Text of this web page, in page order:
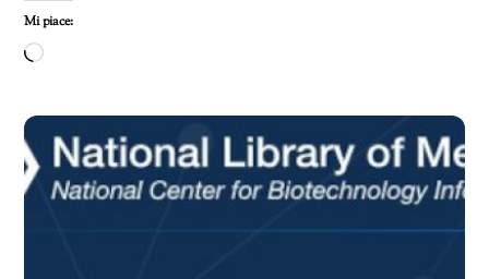
Mi piace:
Caricamento
corso…